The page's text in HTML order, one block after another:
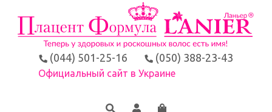
(044) 501-25-16 (050) 388-23-43
Официальный сайт в Украине